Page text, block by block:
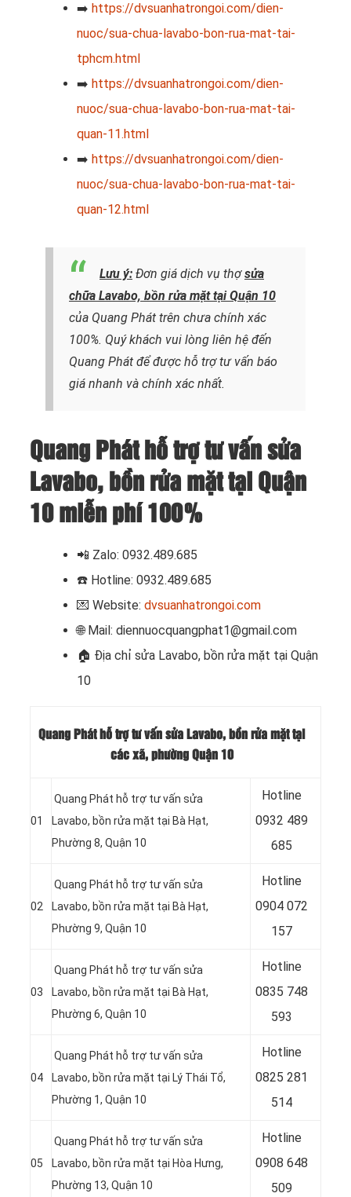
➡️ https://dvsuanhatrongoi.com/dien-
nuoc/sua-chua-lavabo-bon-rua-mat-tai-
tphcm.html
➡️ https://dvsuanhatrongoi.com/dien-
nuoc/sua-chua-lavabo-bon-rua-mat-tai-
quan-11.html
➡️ https://dvsuanhatrongoi.com/dien-
nuoc/sua-chua-lavabo-bon-rua-mat-tai-
quan-12.html
Lưu ý: Đơn giá dịch vụ thợsửa
chữa Lavabo, bồn rửa mặt tại Quận 10
của Quang Phát trên chưa chính xác
100%. Quý khách vui lòng liên hệ đến
Quang Phát để được hỗ trợ tư vấn báo
giá nhanh và chính xác nhất.
Quang Phát hỗ trợ tư vấn sửa
Lavabo, bồn rửa mặt tại Quận
10 miễn phí 100%
📲 Zalo: 0932.489.685
☎️ Hotline: 0932.489.685
💌 Website: dvsuanhatrongoi.com
🌐 Mail: diennuocquangphat1@gmail.com
🏠 Địa chỉ sửa Lavabo, bồn rửa mặt tại Quận
10
Quang Phát hỗ trợ tư vấn sửa Lavabo, bồn rửa mặt tại
các xã, phường Quận 10
01
Quang Phát hỗ trợ tư vấn sửa
Lavabo, bồn rửa mặt tại Bà Hạt,
Phường 8, Quận 10
Hotline
0932 489
685
02
Quang Phát hỗ trợ tư vấn sửa
Lavabo, bồn rửa mặt tại Bà Hạt,
Phường 9, Quận 10
Hotline
0904 072
157
03
Quang Phát hỗ trợ tư vấn sửa
Lavabo, bồn rửa mặt tại Bà Hạt,
Phường 6, Quận 10
Hotline
0835 748
593
04
Quang Phát hỗ trợ tư vấn sửa
Lavabo, bồn rửa mặt tại Lý Thái Tổ,
Phường 1, Quận 10
Hotline
0825 281
514
05
Quang Phát hỗ trợ tư vấn sửa
Lavabo, bồn rửa mặt tại Hòa Hưng,
Phường 13, Quận 10
Hotline
0908 648
509